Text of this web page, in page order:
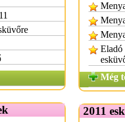
Eladó
Még
2011